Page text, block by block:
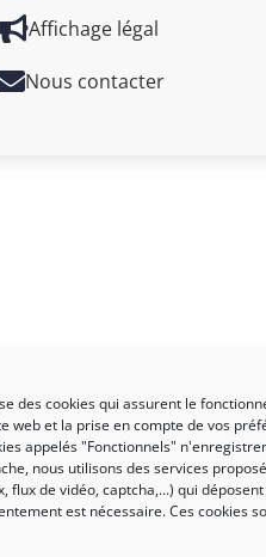
des cookies qui assurent le
web et la prise en compte de vos
appelés "Fonctionnels"
nous utilisons des services
flux de vidéo, captcha,...) qui
est nécessaire. Ces cookies
Affichage légal
Nous contacter